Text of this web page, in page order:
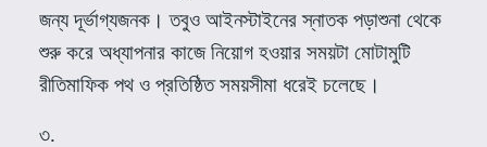
জন্য দূর্ভাগ্যজনক। তবুও আইনস্টাইনের স্নাতক পড়াশুনা থেকে
শুরু করে অধ্যাপনার কাজে নিয়োগ হওয়ার সময়টা মোটামুটি
রীতিমাফিক পথ ও প্রতিষ্ঠিত সময়সীমা ধরেই চলেছে।
৩.